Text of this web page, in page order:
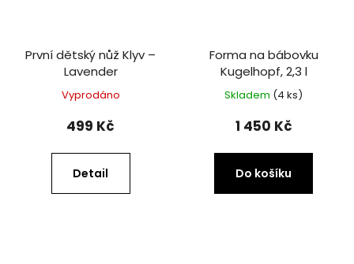
První dětský nůž Klyv –
Lavender
Vyprodáno
499 Kč
Detail
Forma na bábovku
Kugelhopf, 2,3 l
Skladem (4 ks)
1 450 Kč
Do košíku